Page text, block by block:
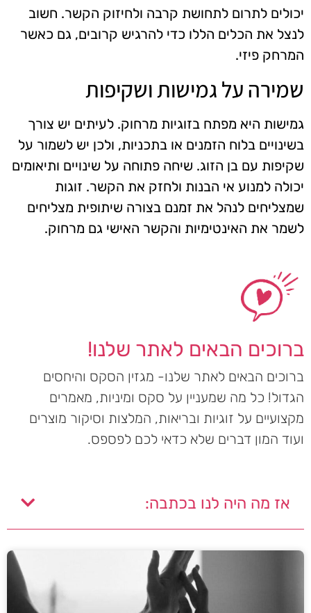
יכולים לתרום לתחושת קרבה ולחיזוק הקשר. חשוב
לנצל את הכלים הללו כדי להרגיש קרובים, גם כאשר
המרחק פיזי.
שמירה על גמישות ושקיפות
גמישות היא מפתח בזוגיות מרחוק. לעיתים יש צורך
בשינויים בלוח הזמנים או בתכניות, ולכן יש לשמור על
שקיפות עם בן הזוג. שיחה פתוחה על שינויים ותיאומים
יכולה למנוע אי הבנות ולחזק את הקשר. זוגות
שמצליחים לנהל את זמנם בצורה שיתופית מצליחים
לשמר את האינטימיות והקשר האישי גם מרחוק.
ברוכים הבאים לאתר שלנו!
ברוכים הבאים לאתר שלנו- מגזין הסקס והיחסים
הגדול! כל מה שמעניין על סקס ומיניות, מאמרים
מקצועיים על זוגיות ובריאות, המלצות וסיקור מוצרים
ועוד המון דברים שלא כדאי לכם לפספס.
אז מה היה לנו בכתבה: